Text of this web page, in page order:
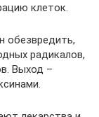
клеток.
обезвредить,
радикалов,
Выход –